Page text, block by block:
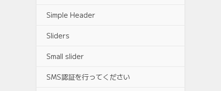
Simple Header
Sliders
Small slider
SMS認証を行ってください